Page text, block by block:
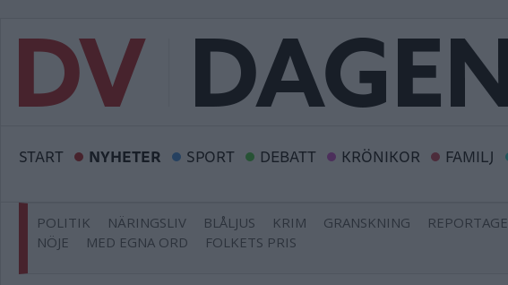
START NYHETER SPORT DEBATT KRÖNIKOR FAMILJ
POLITIK NÄRINGSLIV BLÅLJUS KRIM GRANSKNING REPORTAGE
NÖJE
MED EGNA ORD FOLKETS PRIS